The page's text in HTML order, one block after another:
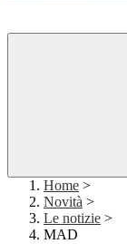
Home >
Novità >
Le notizie >
MAD